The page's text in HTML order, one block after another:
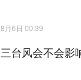
8月6日 00:39
三台风会不会影